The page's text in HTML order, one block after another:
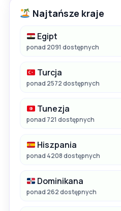
Najtańsze kraje
Egipt
ponad 2091 dostępnych
Turcja
ponad 2572 dostępnych
Tunezja
ponad 721 dostępnych
Hiszpania
ponad 4208 dostępnych
Dominikana
ponad 262 dostępnych